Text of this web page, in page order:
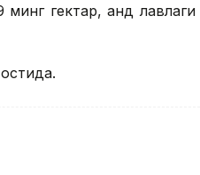
гектар, қанд лавлаги